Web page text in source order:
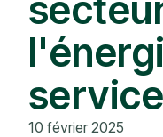
10 février 2025